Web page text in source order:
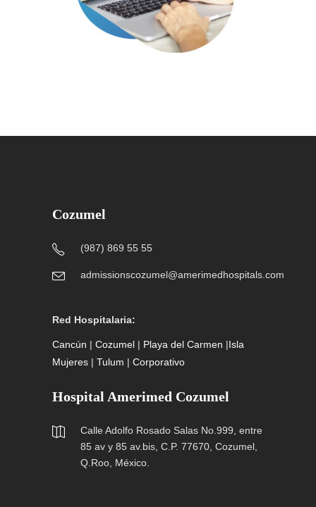
Cozumel
(987) 869 55 55
admissionscozumel@amerimedhospitals.com
Red Hospitalaria:
Cancún | Cozumel | Playa del Carmen |Isla
Mujeres | Tulum | Corporativo
Hospital Amerimed Cozumel
Calle Adolfo Rosado Salas No.999, entre
85 av y 85 av.bis, C.P. 77670, Cozumel,
Q.Roo, México.